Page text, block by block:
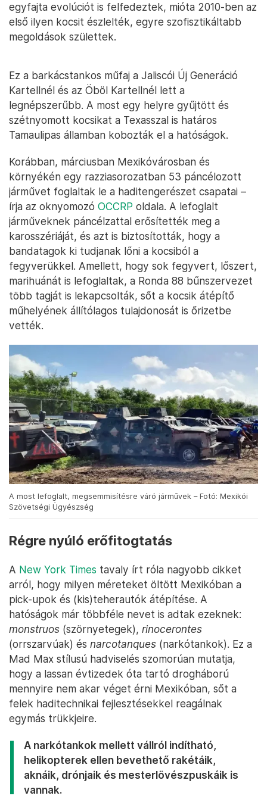
egyfajta evolúciót is felfedeztek, mióta 2010-ben az
első ilyen kocsit észlelték, egyre szofisztikáltabb
megoldások születtek.
Ez a barkácstankos műfaj a Jaliscói Új Generáció
Kartellnél és az Öböl Kartellnél lett a
legnépszerűbb. A most egy helyre gyűjtött és
szétnyomott kocsikat a Texasszal is határos
Tamaulipas államban kobozták el a hatóságok.
Korábban, márciusban Mexikóvárosban és
környékén egy razziasorozatban 53 páncélozott
járművet foglaltak le a haditengerészet csapatai –
írja az oknyomozó OCCRP oldala. A lefoglalt
járműveknek páncélzattal erősítették meg a
karosszériáját, és azt is biztosították, hogy a
bandatagok ki tudjanak lőni a kocsiból a
fegyverükkel. Amellett, hogy sok fegyvert, lőszert,
marihuánát is lefoglaltak, a Ronda 88 bűnszervezet
több tagját is lekapcsolták, sőt a kocsik átépítő
műhelyének állítólagos tulajdonosát is őrizetbe
vették.
A most lefoglalt, megsemmisítésre váró járművek – Fotó: Mexikói
Szövetségi Ügyészség
Régre nyúló erőfitogtatás
A New York Times tavaly írt róla nagyobb cikket
arról, hogy milyen méreteket öltött Mexikóban a
pick-upok és (kis)teherautók átépítése. A
hatóságok már többféle nevet is adtak ezeknek:
monstruos (szörnyetegek), rinocerontes
(orrszarvúak) és narcotanques (narkótankok). Ez a
Mad Max stílusú hadviselés szomorúan mutatja,
hogy a lassan évtizedek óta tartó drogháború
mennyire nem akar véget érni Mexikóban, sőt a
felek haditechnikai fejlesztésekkel reagálnak
egymás trükkjeire.
A narkótankok mellett vállról indítható,
helikopterek ellen bevethető rakétáik,
aknáik, drónjaik és mesterlövészpuskáik is
vannak.